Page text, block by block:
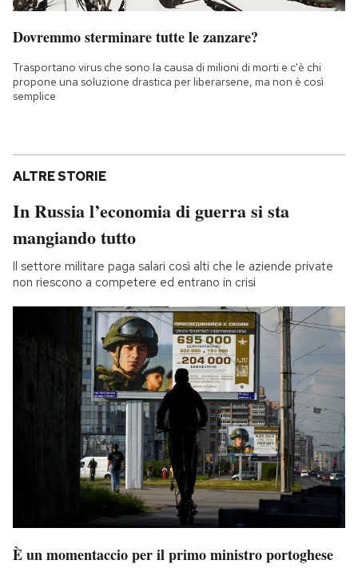
Dovremmo sterminare tutte le zanzare?
Trasportano virus che sono la causa di milioni di morti e c'è chi
propone una soluzione drastica per liberarsene, ma non è così
semplice
ALTRE STORIE
In Russia l’economia di guerra si sta
mangiando tutto
Il settore militare paga salari così alti che le aziende private
non riescono a competere ed entrano in crisi
È un momentaccio per il primo ministro portoghese